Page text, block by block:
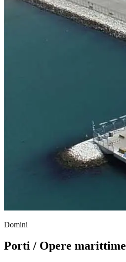
Domini
Porti / Opere marittime